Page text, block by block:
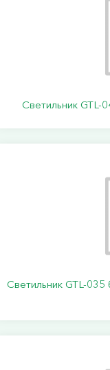
Светильник GTL-
Светильник GTL-